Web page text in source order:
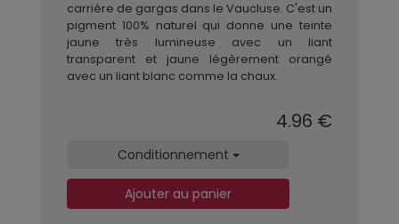
carrière de gargas dans le Vaucluse. C'est un
pigment 100% naturel qui donne une teinte
jaune très lumineuse avec un liant
transparent et jaune légèrement orangé
avec un liant blanc comme la chaux.
4.96 €
Conditionnement
Ajouter au panier